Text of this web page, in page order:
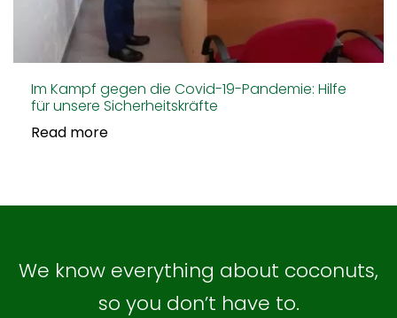
Im Kampf gegen die Covid-19-Pandemie: Hilfe
für unsere Sicherheitskräfte
Read more
We know everything about coconuts,
so you don’t have to.